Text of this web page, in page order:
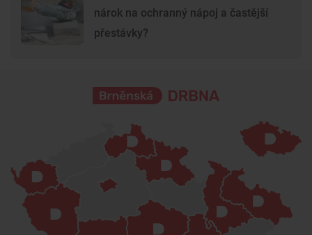
nárok na ochranný nápoj a častější
přestávky?